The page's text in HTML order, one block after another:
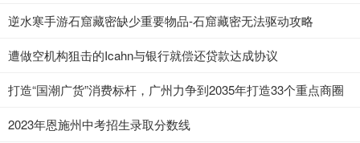
逆水寒手游石窟藏密缺少重要物品-石窟藏密无法驱动攻略
遭做空机构狙击的Icahn与银行就偿还贷款达成协议
打造“国潮广货”消费标杆，广州力争到2035年打造33个重点商圈
2023年恩施州中考招生录取分数线